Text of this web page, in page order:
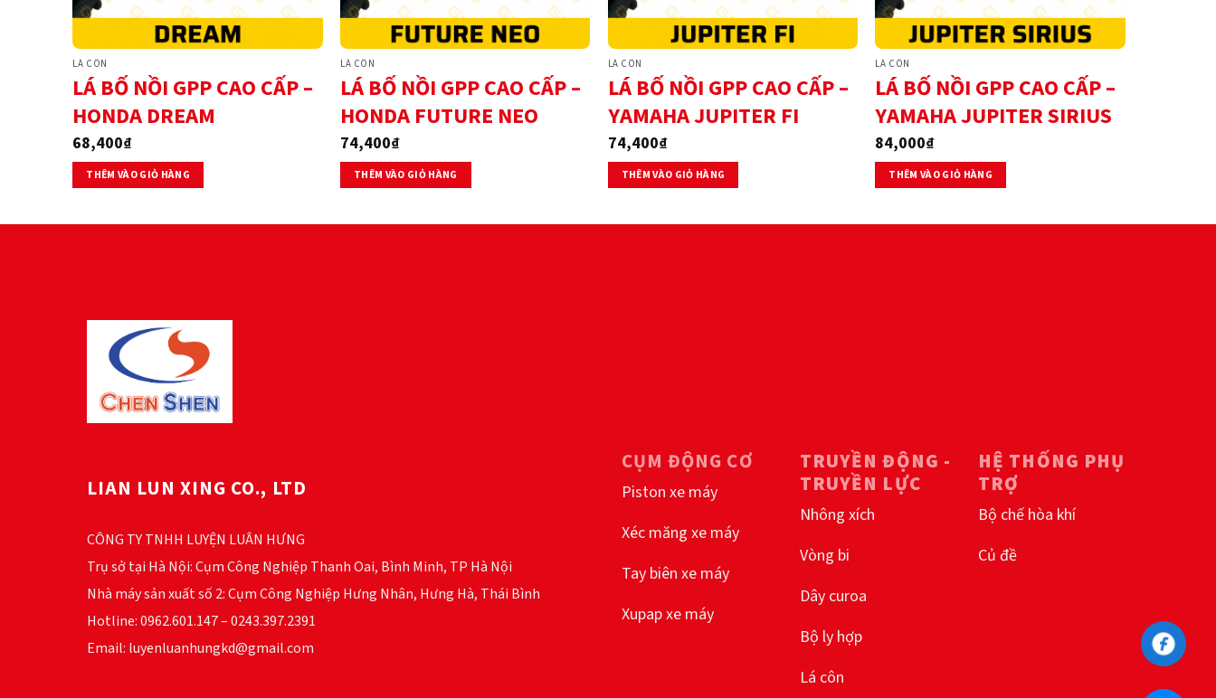
LÁ CÔN
LÁ BỐ NỒI GPP CAO CẤP –
HONDA DREAM
68,400₫
THÊM VÀO GIỎ HÀNG
LÁ CÔN
LÁ BỐ NỒI GPP CAO CẤP –
HONDA FUTURE NEO
74,400₫
THÊM VÀO GIỎ HÀNG
LÁ CÔN
LÁ BỐ NỒI GPP CAO CẤP –
YAMAHA JUPITER FI
74,400₫
THÊM VÀO GIỎ HÀNG
LÁ CÔN
LÁ BỐ NỒI GPP CAO CẤP –
YAMAHA JUPITER SIRIUS
84,000₫
THÊM VÀO GIỎ HÀNG
LIAN LUN XING CO., LTD
CÔNG TY TNHH LUYỆN LUÂN HƯNG
Trụ sở tại Hà Nội: Cụm Công Nghiệp Thanh Oai, Bình Minh, TP Hà Nội
Nhà máy sản xuất số 2: Cụm Công Nghiệp Hưng Nhân, Hưng Hà, Thái Bình
Hotline: 0962.601.147 – 0243.397.2391
Email: luyenluanhungkd@gmail.com
CỤM ĐỘNG CƠ
Piston xe máy
Xéc măng xe máy
Tay biên xe máy
Xupap xe máy
TRUYỀN ĐỘNG -
TRUYỀN LỰC
Nhông xích
Vòng bi
Dây curoa
Bộ ly hợp
Lá côn
HỆ THỐNG PHỤ
TRỢ
Bộ chế hòa khí
Củ đề